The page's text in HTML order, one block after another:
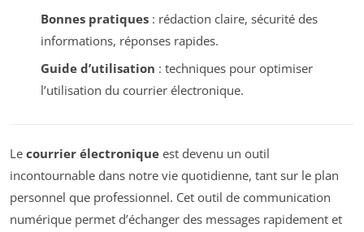
Bonnes pratiques: rédaction claire, sécurité des
informations, réponses rapides.
Guide d’utilisation : techniques pour optimiser
l’utilisation du courrier électronique.
Le courrier électronique est devenu un outil
incontournable dans notre vie quotidienne, tant sur le plan
personnel que professionnel. Cet outil de communication
numérique permet d’échanger des messages rapidement et